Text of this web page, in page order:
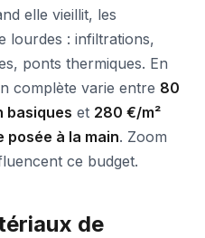
elle vieillit, les
lourdes : infiltrations,
ponts thermiques. En
complète varie entre 80
basiques et 280 €/m²
posée à la main. Zoom
ce budget.
de